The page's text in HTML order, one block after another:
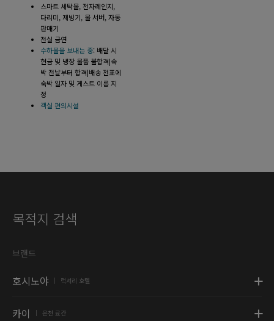
스마트 세탁물, 전자레인지,
다리미, 제빙기, 물 서버, 자동
판매기
전실 금연
수하물을 보내는 중: 배달 시
현금 및 냉장 물품 불합격|숙
박 전날부터 합격|배송 전표에
숙박 일자 및 게스트 이름 지
정
객실 편의시설
목적지 검색
브랜드
호시노야 럭셔리 호텔
카이 온천 료칸